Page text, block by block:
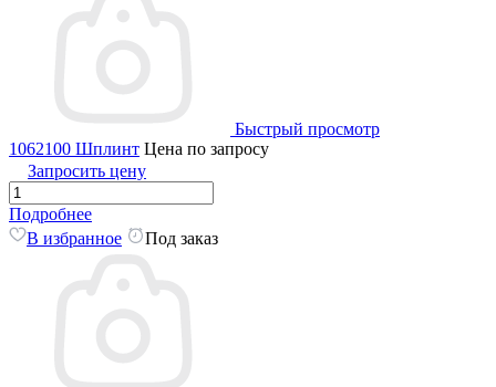
Быстрый просмотр
1062100 Шплинт Цена по запросу
Запросить цену
Подробнее
В избранное
Под заказ